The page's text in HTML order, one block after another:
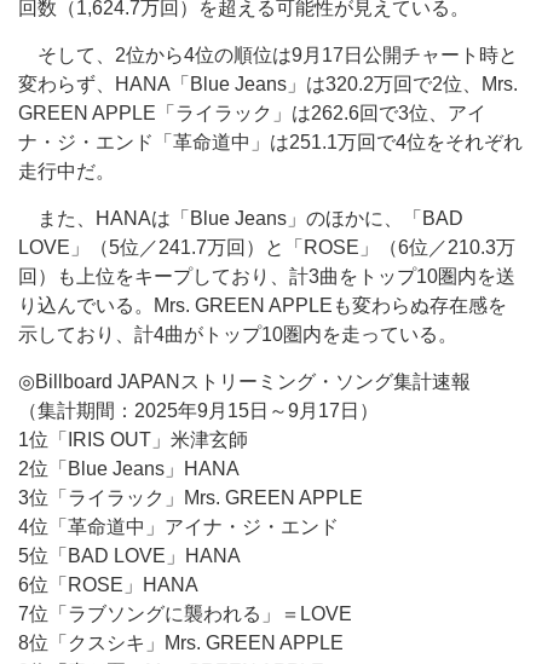
回数（1,624.7万回）を超える可能性が見えている。
そして、2位から4位の順位は9月17日公開チャート時と
変わらず、HANA「Blue Jeans」は320.2万回で2位、Mrs.
GREEN APPLE「ライラック」は262.6回で3位、アイ
ナ・ジ・エンド「革命道中」は251.1万回で4位をそれぞれ
走行中だ。
また、HANAは「Blue Jeans」のほかに、「BAD
LOVE」（5位／241.7万回）と「ROSE」（6位／210.3万
回）も上位をキープしており、計3曲をトップ10圏内を送
り込んでいる。Mrs. GREEN APPLEも変わらぬ存在感を
示しており、計4曲がトップ10圏内を走っている。
◎Billboard JAPANストリーミング・ソング集計速報
（集計期間：2025年9月15日～9月17日）
1位「IRIS OUT」米津玄師
2位「Blue Jeans」HANA
3位「ライラック」Mrs. GREEN APPLE
4位「革命道中」アイナ・ジ・エンド
5位「BAD LOVE」HANA
6位「ROSE」HANA
7位「ラブソングに襲われる」＝LOVE
8位「クスシキ」Mrs. GREEN APPLE